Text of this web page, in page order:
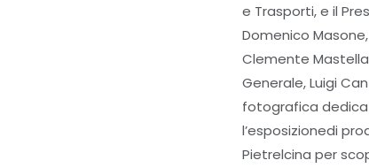
e Trasporti, e il
Domenico
Clemente
Generale, Luigi
fotografica
l’esposizionedi
Pietrelcina per